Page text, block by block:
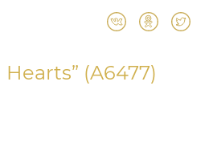
Hearts” (A6477)